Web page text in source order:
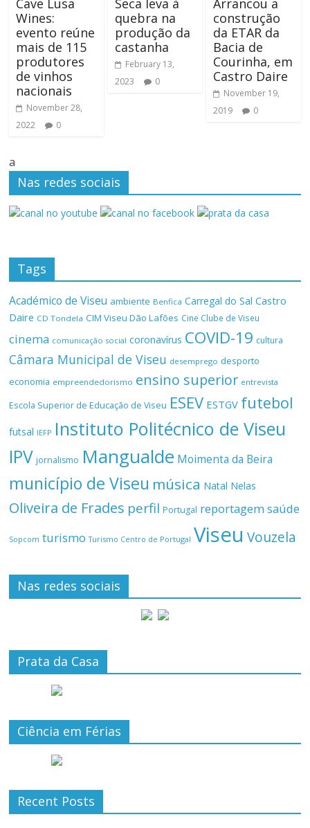
Cave Lusa
Wines:
evento reúne
mais de 115
produtores
de vinhos
nacionais
November 28,
2022
0
Seca leva à
quebra na
produção da
castanha
February 13,
2023
0
Arrancou a
construção
da ETAR da
Bacia de
Courinha, em
Castro Daire
November 19,
2019
0
a
Nas redes sociais
Tags
Académico de Viseu ambiente Benfica Carregal do Sal Castro
Daire CD Tondela CIM Viseu Dão Lafões Cine Clube de Viseu
cinema comunicação social coronavírus COVID-19 cultura
Câmara Municipal de Viseu desemprego desporto
economia empreendedorismo ensino superior entrevista
Escola Superior de Educação de Viseu ESEV ESTGV futebol
futsal IEFP Instituto Politécnico de Viseu
IPV jornalismo Mangualde Moimenta da Beira
município de Viseu música Natal Nelas
Oliveira de Frades perfil Portugal reportagemsaúde
Sopcom turismo Turismo Centro de Portugal Viseu Vouzela
Nas redes sociais
Prata da Casa
Ciência em Férias
Recent Posts